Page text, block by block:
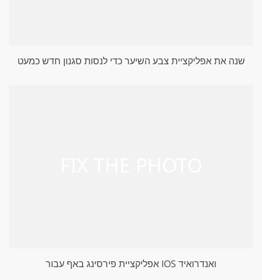
שנה את אפליקציית צבע השיער כדי לנסות סגנון חדש כמעט
אפליקציית פירסינג באף עבור IOS ואנדרואיד